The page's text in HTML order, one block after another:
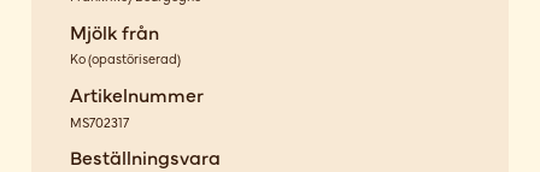
Mjölk från
Ko(opastöriserad)
Artikelnummer
MS702317
Beställningsvara